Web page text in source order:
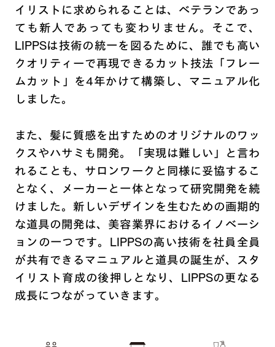
イリストに求められることは、ベテランであっ
ても新人であっても変わりません。そこで、
LIPPSは技術の統一を図るために、誰でも高い
クオリティーで再現できるカット技法「フレー
ムカット」を4年かけて構築し、マニュアル化
しました。
また、髪に質感を出すためのオリジナルのワッ
クスやハサミも開発。「実現は難しい」と言わ
れることも、サロンワークと同様に妥協するこ
となく、メーカーと一体となって研究開発を続
けました。新しいデザインを生むための画期的
な道具の開発は、美容業界におけるイノベーシ
ョンの一つです。LIPPSの高い技術を社員全員
が共有できるマニュアルと道具の誕生が、スタ
イリスト育成の後押しとなり、LIPPSの更なる
成長につながっていきます。